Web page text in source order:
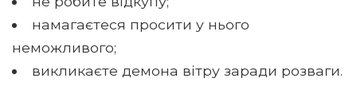
намагаєтеся просити у нього
неможливого;
викликаєте демона вітру заради розваги.